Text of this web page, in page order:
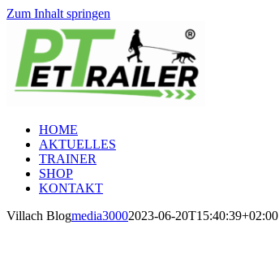
Zum Inhalt springen
HOME
AKTUELLES
TRAINER
SHOP
KONTAKT
Villach Blogmedia30002023-06-20T15:40:39+02:00